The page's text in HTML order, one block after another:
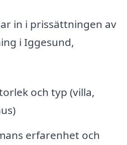
in i prissättningen av
i Iggesund,
och typ (villa,
erfarenhet och